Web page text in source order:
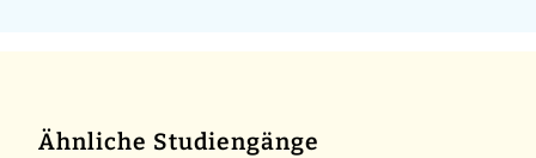
Ähnliche Studiengänge